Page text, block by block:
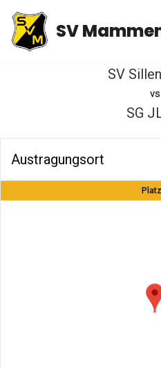
Zum
Inhalt
SV
SV
vs
SG
Austragungsort